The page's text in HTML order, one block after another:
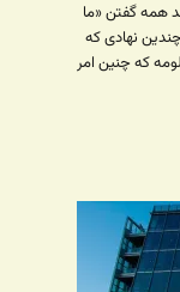
همه گفتن «ما
چندین نهادی که
که چنین امر